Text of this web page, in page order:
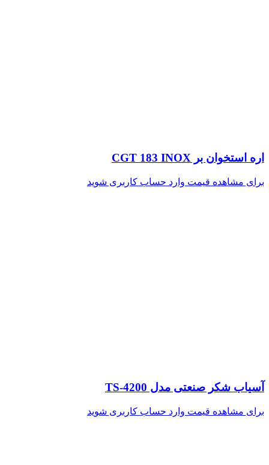
اره استخوان بر CGT 183 INOX
برای مشاهده قیمت وارد حساب کاربری شوید
آسیاب شکر صنعتی مدل TS-4200
برای مشاهده قیمت وارد حساب کاربری شوید